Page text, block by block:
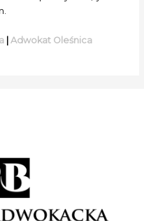
| Adwokat Oleśnica